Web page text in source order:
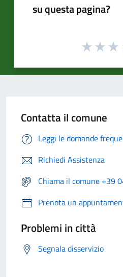
su questa pagina?
Contatta il comune
Leggi le domande
Richiedi Assistenza
Chiama il comune +39
Prenota un
Problemi in città
Segnala disservizio